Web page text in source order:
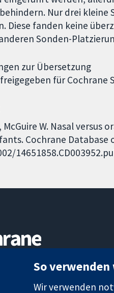
Nur drei kleine
Diese fanden keine
Sonden-
zur Übersetzung
freigegeben für
McGuire W. Nasal
Cochrane Database
So
Wir verwenden